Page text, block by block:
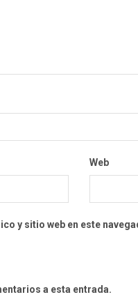
Web
y sitio web en este
a esta entrada.